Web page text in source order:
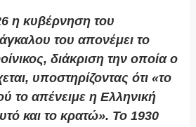
η κυβέρνηση του
του απονέμει το
διάκριση την οποία ο
υποστηρίζοντας ότι «το
το απένειμε η Ελληνική
και το κρατώ». Το 1930